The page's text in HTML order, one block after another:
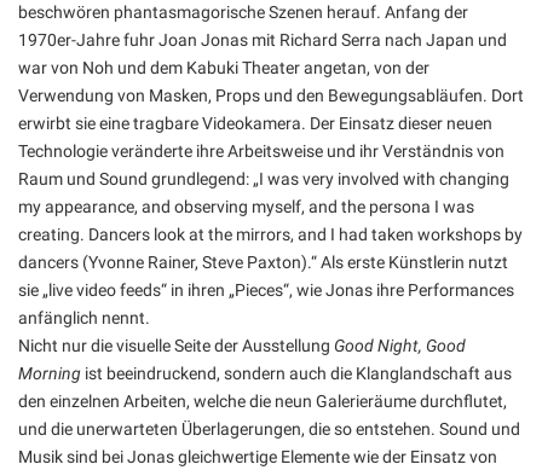
beschwören phantasmagorische Szenen herauf. Anfang der
1970er-Jahre fuhr Joan Jonas mit Richard Serra nach Japan und
war von Noh und dem Kabuki Theater angetan, von der
Verwendung von Masken, Props und den Bewegungsabläufen. Dort
erwirbt sie eine tragbare Videokamera. Der Einsatz dieser neuen
Technologie veränderte ihre Arbeitsweise und ihr Verständnis von
Raum und Sound grundlegend: „I was very involved with changing
my appearance, and observing myself, and the persona I was
creating. Dancers look at the mirrors, and I had taken workshops by
dancers (Yvonne Rainer, Steve Paxton).“ Als erste Künstlerin nutzt
sie „live video feeds“ in ihren „Pieces“, wie Jonas ihre Performances
anfänglich nennt.
Nicht nur die visuelle Seite der Ausstellung Good Night, Good
Morning ist beeindruckend, sondern auch die Klanglandschaft aus
den einzelnen Arbeiten, welche die neun Galerieräume durchflutet,
und die unerwarteten Überlagerungen, die so entstehen. Sound und
Musik sind bei Jonas gleichwertige Elemente wie der Einsatz von